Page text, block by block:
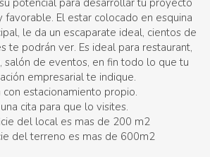
potencial para desarrollar tu proyecto
favorable. El estar colocado en esquina
le da un escaparate ideal, cientos de
te podrán ver. Es ideal para restaurant,
salón de eventos, en fin todo lo que tu
empresarial te indique.
con estacionamiento propio.
cita para que lo visites.
del local es mas de 200 m2
del terreno es mas de 600m2